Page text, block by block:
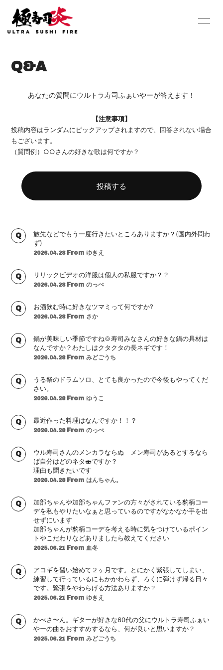
SCHEDULE
DISCOGRAPHY Youtube
BLOG
MOVIE
会員登録 ログイン
Q&A
あなたの質問にウルトラ寿司ふぁいやーが答えます！
【注意事項】
投稿内容はランダムにピックアップされますので、回答されない場合
もございます。
（質問例）○○さんの好きな歌は何ですか？
投稿する
旅先などでもう一度行きたいところありますか？(国内外問わ
ず)
2026.04.28 From ゆきえ
リリックビデオの洋服は個人の私服ですか？？
2026.04.28 From のっぺ
お酒飲む時に好きなツマミって何ですか?
2026.04.28 From さか
鍋が美味しい季節ですね🍲寿司みなさんの好きな鍋の具材は
なんですか？わたしはクタクタの長ネギです！
2026.04.28 From みどごうち
うる祭のドラムソロ、とても良かったので今後もやってくだ
さい。
2026.04.28 From ゆうこ
最近作った料理はなんですか！！？
2026.04.28 From のっぺ
ウル寿司さんのメンカラならぬ メン寿司があるとするなら
ば自分はどのネタ🍣ですか？
理由も聞きたいです
2026.04.28 From はんちゃん。
加部ちゃんや加部ちゃんファンの方々がされている豹柄コー
デを私もやりたいなぁと思っているのですがなかなか手を出
せずにいます
加部ちゃんが豹柄コーデを考える時に気をつけているポイン
トやこだわりなどありましたら教えてください
2025.06.21 From 血冬
アコギを習い始めて２ヶ月です。とにかく緊張してしまい、
練習して行っているにもかかわらず、ろくに弾けず帰る日々
です。緊張をやわらげる方法ありますか？
2025.06.21 From ゆきえ
かべさ〜ん。ギターが好きな60代の父にウルトラ寿司ふぁい
やーの曲をおすすめするなら、何が良いと思いますか？
2025.06.21 From みどごうち